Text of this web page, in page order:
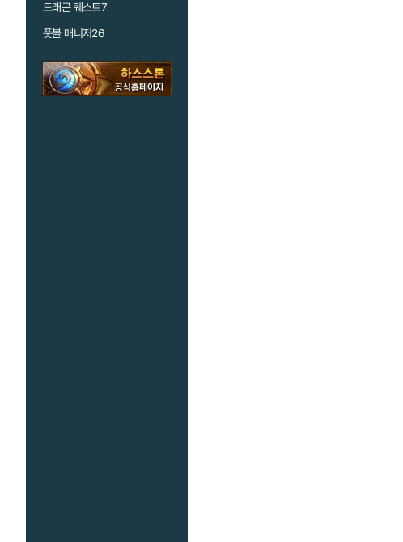
드래곤 퀘스트7
풋볼 매니저26